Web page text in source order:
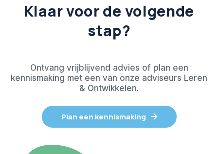
Klaar voor de volgende
stap?
Ontvang vrijblijvend advies of plan een
kennismaking met een van onze adviseurs Leren
& Ontwikkelen.
Plan een kennismaking